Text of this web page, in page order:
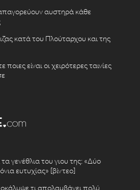
αυστηρά κάθε
κατά του Πλούταρχου και της
είναι οι χειρότερες ταινίες
γενέθλια του γιου της: «Δύο
ευτυχίας» [βίντεο]
τι απολαμβάνει πολύ